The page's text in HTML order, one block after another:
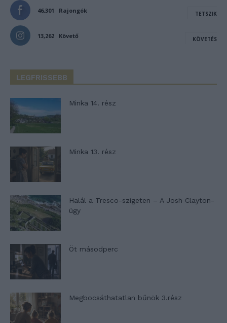
46,301 Rajongók TETSZIK
13,262 Követő KÖVETÉS
LEGFRISSEBB
Minka 14. rész
Minka 13. rész
Halál a Tresco-szigeten – A Josh Clayton-
ügy
Öt másodperc
Megbocsáthatatlan bűnök 3.rész